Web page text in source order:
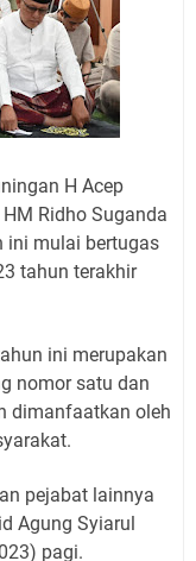
Kuningan Kamis 6
Telur Turun
Jumat 7 Agustus
Dihadiri Hanya Satu
Kuningan Jumat 7
H Acep
Ridho Suganda
ini mulai bertugas
tahun terakhir
ini merupakan
nomor satu dan
dimanfaatkan oleh
pejabat lainnya
Agung Syiarul
pagi.